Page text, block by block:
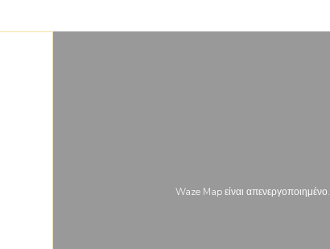
Waze Map είναι απενεργοποιημένο.